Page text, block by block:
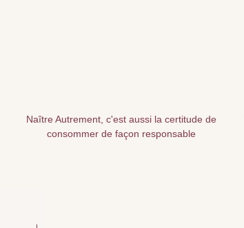
Naître Autrement, c'est aussi la certitude de
consommer de façon responsable